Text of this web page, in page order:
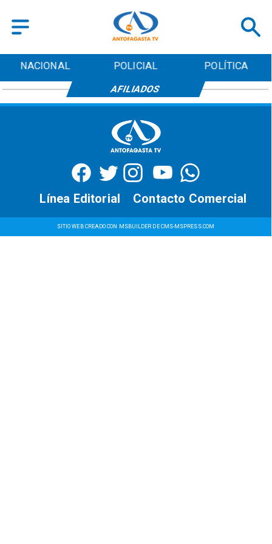
NACIONAL POLICIAL POLÍTICA
AFILIADOS
SITIO WEB CREADO CON MSBUILDER DE CMS-MSPRESS.COM
Contacto Comercial
Línea Editorial